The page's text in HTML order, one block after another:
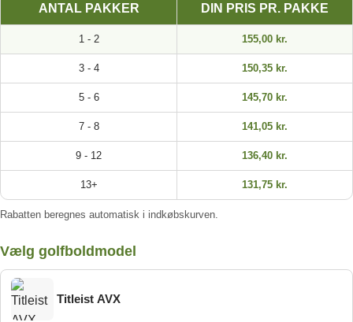
ANTAL PAKKER DIN PRIS PR. PAKKE
1 - 2 155,00 kr.
3 - 4 150,35 kr.
5 - 6 145,70 kr.
7 - 8 141,05 kr.
9 - 12 136,40 kr.
13+ 131,75 kr.
Rabatten beregnes automatisk i indkøbskurven.
Vælg golfboldmodel
Titleist AVX